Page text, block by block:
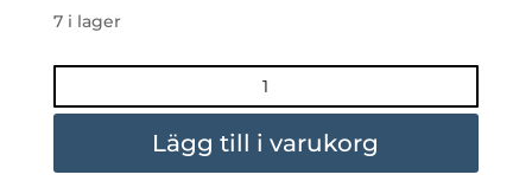
7 i lager
3
mängd
Lägg till i varukorg